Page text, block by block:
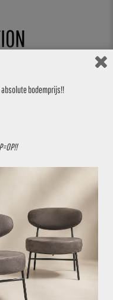
is een
past.
en
van lampen
€39,95)
bodemprijs!!